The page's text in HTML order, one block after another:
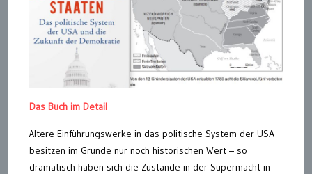
Das Buch im Detail
Ältere Einführungswerke in das politische System der USA
besitzen im Grunde nur noch historischen Wert – so
dramatisch haben sich die Zustände in der Supermacht in